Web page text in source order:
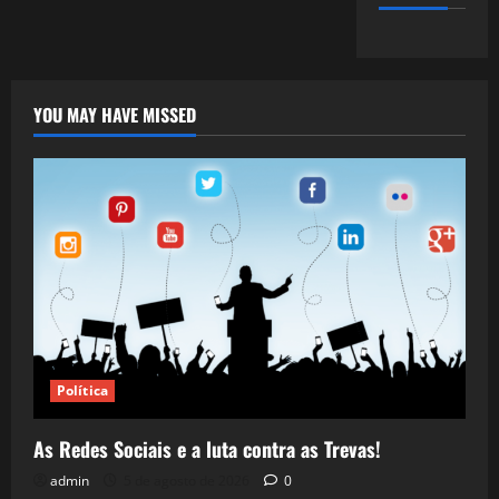
YOU MAY HAVE MISSED
Política
As Redes Sociais e a luta contra as Trevas!
admin 0